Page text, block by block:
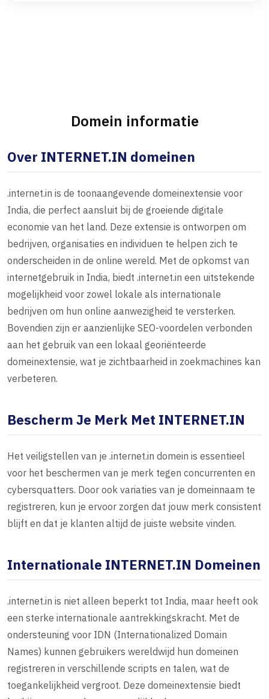
Domein informatie
Over INTERNET.IN domeinen
.internet.in is de toonaangevende domeinextensie voor
India, die perfect aansluit bij de groeiende digitale
economie van het land. Deze extensie is ontworpen om
bedrijven, organisaties en individuen te helpen zich te
onderscheiden in de online wereld. Met de opkomst van
internetgebruik in India, biedt .internet.in een uitstekende
mogelijkheid voor zowel lokale als internationale
bedrijven om hun online aanwezigheid te versterken.
Bovendien zijn er aanzienlijke SEO-voordelen verbonden
aan het gebruik van een lokaal georiënteerde
domeinextensie, wat je zichtbaarheid in zoekmachines kan
verbeteren.
Bescherm Je Merk Met INTERNET.IN
Het veiligstellen van je .internet.in domein is essentieel
voor het beschermen van je merk tegen concurrenten en
cybersquatters. Door ook variaties van je domeinnaam te
registreren, kun je ervoor zorgen dat jouw merk consistent
blijft en dat je klanten altijd de juiste website vinden.
Internationale INTERNET.IN Domeinen
.internet.in is niet alleen beperkt tot India, maar heeft ook
een sterke internationale aantrekkingskracht. Met de
ondersteuning voor IDN (Internationalized Domain
Names) kunnen gebruikers wereldwijd hun domeinen
registreren in verschillende scripts en talen, wat de
toegankelijkheid vergroot. Deze domeinextensie biedt